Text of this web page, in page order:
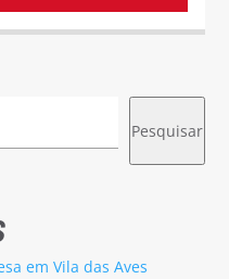
Pesquisar
em Vila das Aves